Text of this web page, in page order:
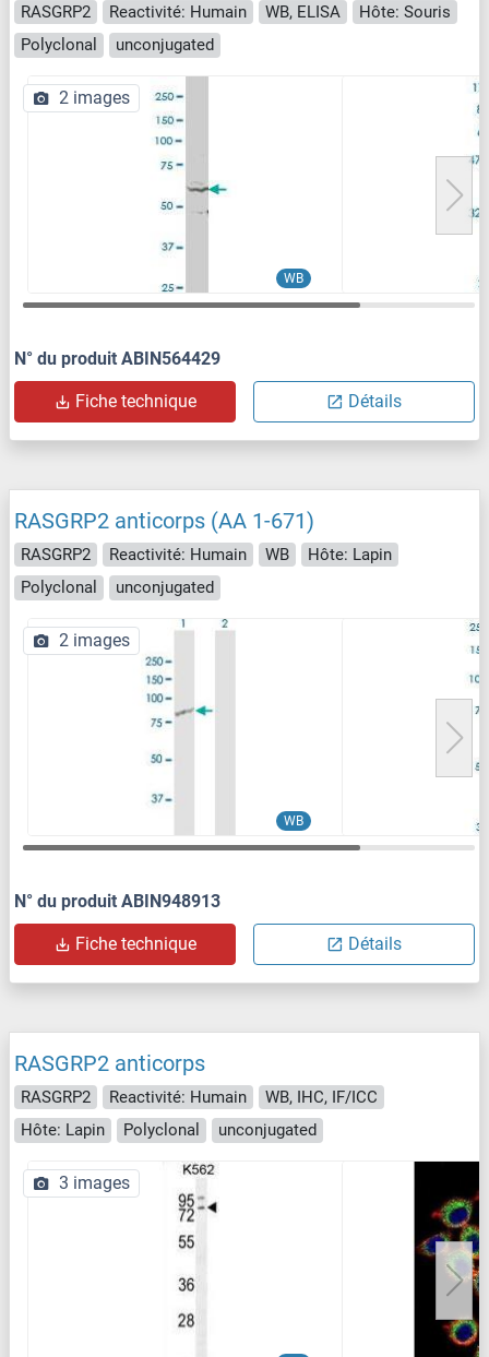
RASGRP2 Reactivité: Humain WB, ELISA
Hôte: Souris
Polyclonal
unconjugated
WB
2 images
N° du produit ABIN564429
Fiche technique Détails
RASGRP2 anticorps (AA 1-671)
RASGRP2 Reactivité: Humain WB
Hôte: Lapin
Polyclonal
unconjugated
WB
2 images
N° du produit ABIN948913
Fiche technique Détails
RASGRP2 anticorps
RASGRP2 Reactivité: Humain
WB, IHC, IF/ICC
Hôte: Lapin
Polyclonal unconjugated
3 images